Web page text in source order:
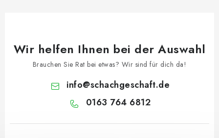
Wir helfen Ihnen bei der Auswahl
Brauchen Sie Rat bei etwas? Wir sind für dich da!
info@schachgeschaft.de
0163 764 6812